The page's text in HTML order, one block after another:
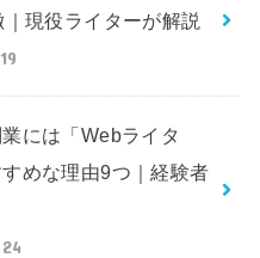
現役ライターが解説
には「Webライタ
めな理由9つ｜経験者